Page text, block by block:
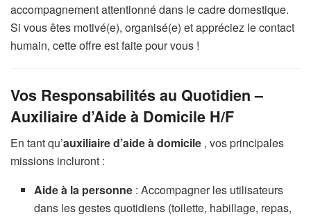
accompagnement attentionné dans le cadre domestique.
Si vous êtes motivé(e), organisé(e) et appréciez le contact
humain, cette offre est faite pour vous !
Vos Responsabilités au Quotidien –
Auxiliaire d’Aide à Domicile H/F
En tant qu’auxiliaire d’aide à domicile , vos principales
missions incluront :
Aide à la personne : Accompagner les utilisateurs
dans les gestes quotidiens (toilette, habillage, repas,